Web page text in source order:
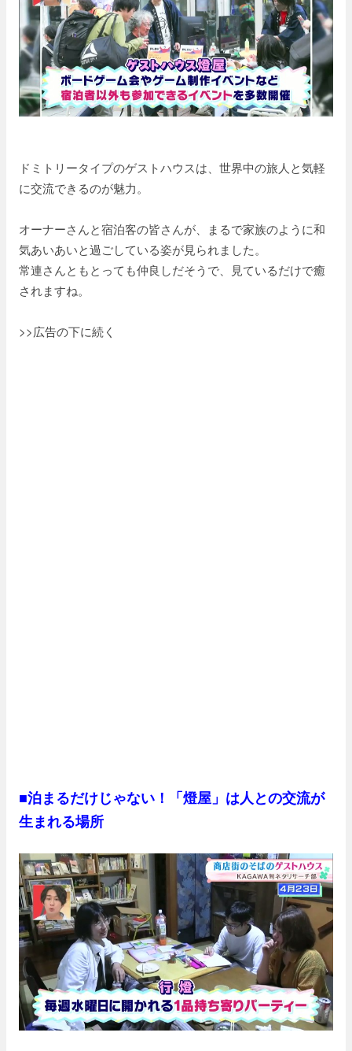
ドミトリータイプのゲストハウスは、世界中の旅人と気軽
に交流できるのが魅力。
オーナーさんと宿泊客の皆さんが、まるで家族のように和
気あいあいと過ごしている姿が見られました。
常連さんともとっても仲良しだそうで、見ているだけで癒
されますね。
>>広告の下に続く
■泊まるだけじゃない！「燈屋」は人との交流が
生まれる場所